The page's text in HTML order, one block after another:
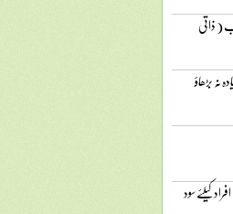
( ذاتی
بڑھاؤ
کیلئے سود